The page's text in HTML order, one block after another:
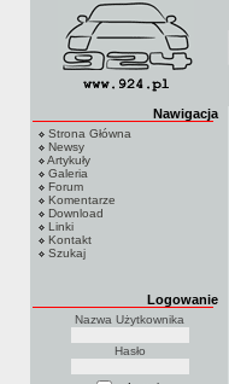
Nawigacja
Strona Główna
Newsy
Artykuły
Galeria
Forum
Komentarze
Download
Linki
Kontakt
Szukaj
Logowanie
Nazwa Użytkownika
Hasło